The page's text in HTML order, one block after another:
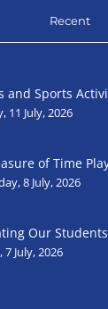
Recent
and Sports
11 July, 2026
of Time
8 July, 2026
Our
7 July, 2026